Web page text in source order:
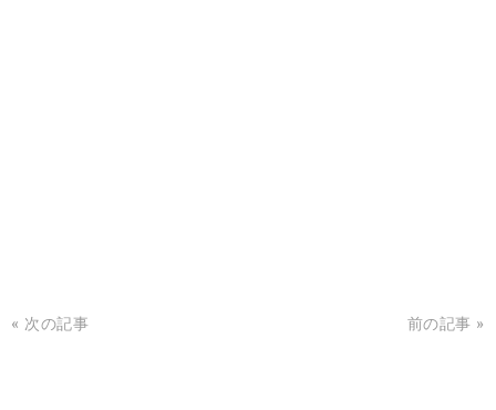
« 次の記事 前の記事 »